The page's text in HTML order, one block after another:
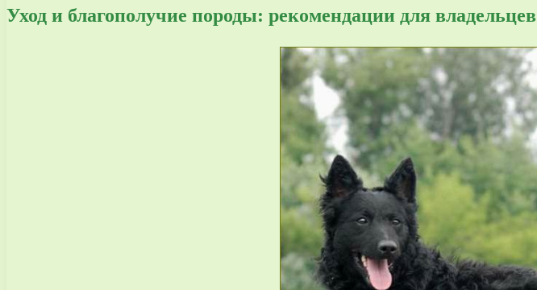
Уход и благополучие породы: рекомендации для владельцев